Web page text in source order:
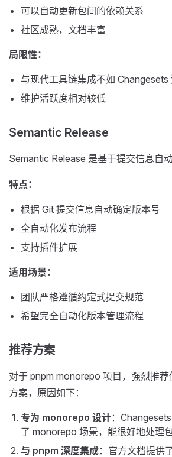
可以自动更新包间的依赖关系
社区成熟，文档丰富
局限性：
与现代工具链集成不如 Changesets
维护活跃度相对较低
Semantic Release
Semantic Release 是基于提交信息自
特点：
根据 Git 提交信息自动确定版本号
全自动化发布流程
支持插件扩展
适用场景：
团队严格遵循约定式提交规范
希望完全自动化版本管理流程
推荐方案
对于 pnpm monorepo 项目，强烈推荐
方案，原因如下：
专为 monorepo 设计：
了 monorepo 场景，能很好地处理
与 pnpm 深度集成：官方文档提供